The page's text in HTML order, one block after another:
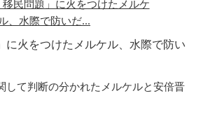
に火をつけたメルケル、水際で防い
して判断の分かれたメルケルと安倍晋